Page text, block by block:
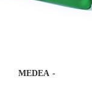
MEDEA